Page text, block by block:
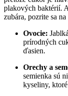
plakových baktérií.
zubára, pozrite‍ sa
Ovocie:
prírodných
ďasien.
Orechy a
semienka⁢ sú⁤
kyseliny,